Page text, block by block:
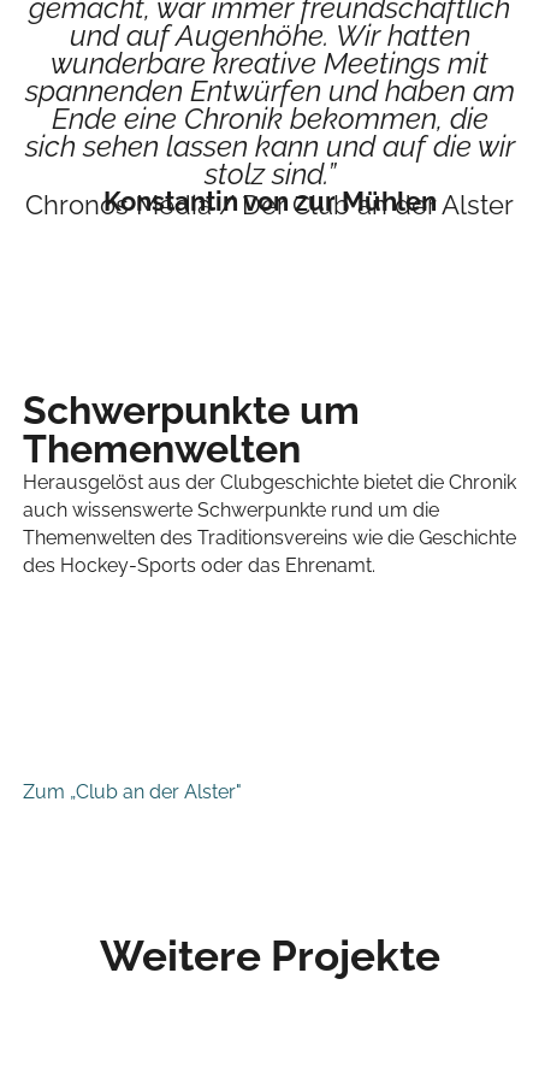
gemacht, war immer freundschaftlich
und auf Augenhöhe. Wir hatten
wunderbare kreative Meetings mit
spannenden Entwürfen und haben am
Ende eine Chronik bekommen, die
sich sehen lassen kann und auf die wir
stolz sind.”
Konstantin von zur Mühlen
Chronos Media / Der Club an der Alster
Schwerpunkte um
Themenwelten
Herausgelöst aus der Clubgeschichte bietet die Chronik
auch wissenswerte Schwerpunkte rund um die
Themenwelten des Traditionsvereins wie die Geschichte
des Hockey-Sports oder das Ehrenamt.
Zum „Club an der Alster"
Weitere Projekte